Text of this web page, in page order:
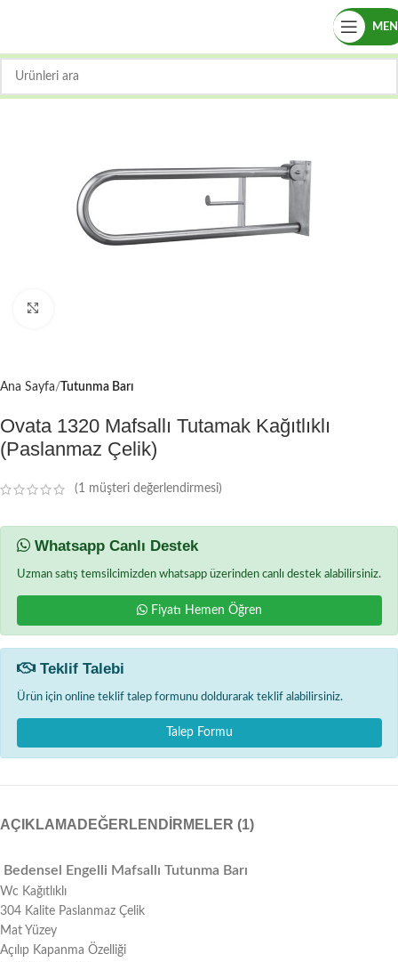
Ana Sayfa Tutunma Barı
Ovata 1320 Mafsallı Tutamak Kağıtlıklı
(Paslanmaz Çelik)
(1 müşteri değerlendirmesi)
Whatsapp Canlı Destek
Uzman satış temsilcimizden whatsapp üzerinden canlı destek alabilirsiniz.
Fiyatı Hemen Öğren
Teklif Talebi
Ürün için online teklif talep formunu doldurarak teklif alabilirsiniz.
Talep Formu
AÇIKLAMA DEĞERLENDIRMELER (1)
Bedensel Engelli Mafsallı Tutunma Barı
Wc Kağıtlıklı
304 Kalite Paslanmaz Çelik
Mat Yüzey
Açılıp Kapanma Özelliği